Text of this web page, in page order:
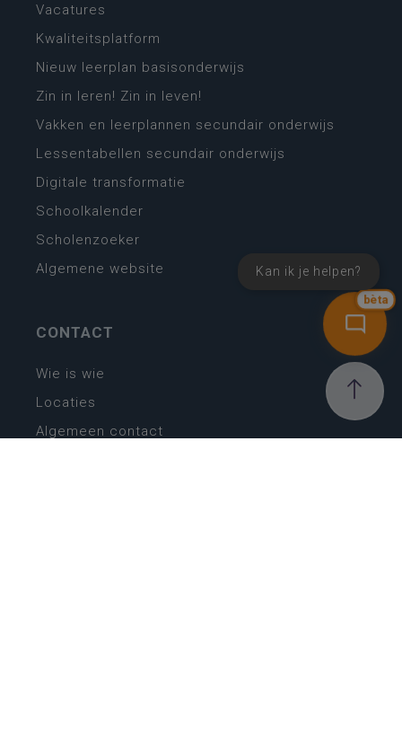
bèta
Kan ik je helpen?
Vacatures
Kwaliteitsplatform
Nieuw leerplan basisonderwijs
Zin in leren! Zin in leven!
Vakken en leerplannen secundair onderwijs
Lessentabellen secundair onderwijs
Digitale transformatie
Schoolkalender
Scholenzoeker
Algemene website
CONTACT
Wie is wie
Locaties
Algemeen contact